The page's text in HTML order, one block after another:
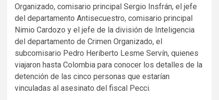
Organizado, comisario principal Sergio Insfrán, el jefe
del departamento Antisecuestro, comisario principal
Nimio Cardozo y el jefe de la división de Inteligencia
del departamento de Crimen Organizado, el
subcomisario Pedro Heriberto Lesme Servín, quienes
viajaron hasta Colombia para conocer los detalles de la
detención de las cinco personas que estarían
vinculadas al asesinato del fiscal Pecci.